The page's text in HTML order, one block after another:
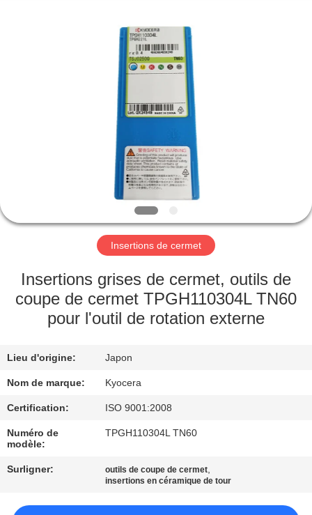
DE
NOUS
VISITE
D'USINE
DE
QUALITÉ
CONTACTEZ-
NOUS
Insertions de cermet
Insertions grises de cermet, outils de
coupe de cermet TPGH110304L TN60
pour l'outil de rotation externe
Lieu d'origine: Japon
Nom de marque: Kyocera
Certification: ISO 9001:2008
Numéro de
modèle:
TPGH110304L TN60
Surligner: outils de coupe de cermet,
insertions en céramique de tour